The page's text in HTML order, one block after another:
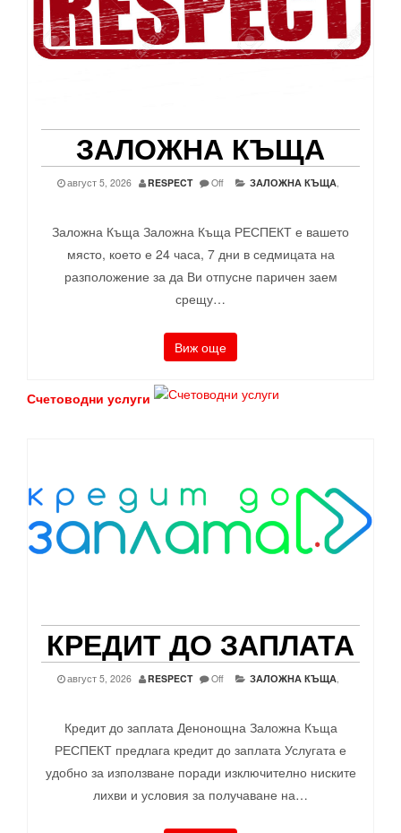
ЗАЛОЖНА КЪЩА
август 5, 2026 RESPECT Off ЗАЛОЖНА КЪЩА,
Заложна Къща Заложна Къща РЕСПЕКТ е вашето
място, което е 24 часа, 7 дни в седмицата на
разположение за да Ви отпусне паричен заем
срещу…
Виж още
Счетоводни услуги
КРЕДИТ ДО ЗАПЛАТА
август 5, 2026 RESPECT Off ЗАЛОЖНА КЪЩА,
Кредит до заплата Денонощна Заложна Къща
РЕСПЕКТ предлага кредит до заплата Услугата е
удобно за използване поради изключително ниските
лихви и условия за получаване на…